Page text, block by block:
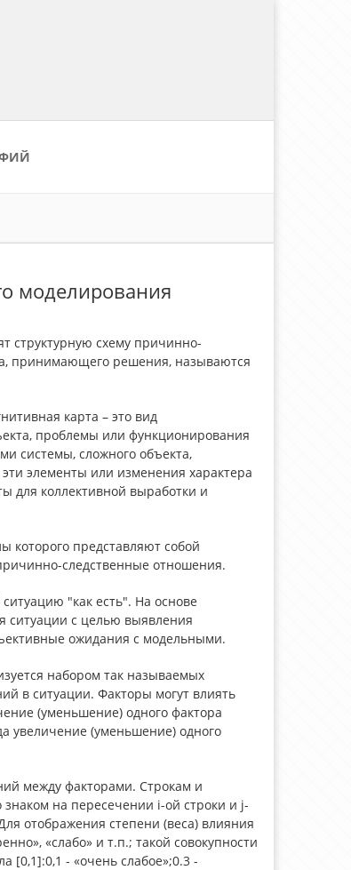
моделирования
структурную схему причинно-
принимающего решения, называются
карта – это вид
проблемы или функционирования
системы, сложного объекта,
элементы или изменения характера
для коллективной выработки и
которого представляют собой
следственные отношения.
"как есть". На основе
ситуации с целью выявления
ожидания с модельными.
набором так называемых
в ситуации. Факторы могут влиять
(уменьшение) одного фактора
увеличение (уменьшение) одного
между факторами. Строкам и
на пересечении i-ой строки и j-
отображения степени (веса) влияния
«слабо» и т.п.; такой совокупности
[0,1]:0,1 - «очень слабое»;0.3 -